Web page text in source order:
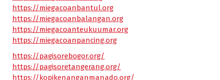
https://miegacoanbantul.org
https://miegacoanbalangan.org
https://miegacoanteukuumar.org
https://miegacoanpancing.org
https://pagisorebogor.org/
https://pagisoretangerang.org/
https://kopikenanganmanado.org/